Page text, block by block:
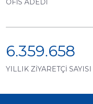
OFİS ADEDİ
6.359.658
YILLIK ZİYARETÇİ SAYISI